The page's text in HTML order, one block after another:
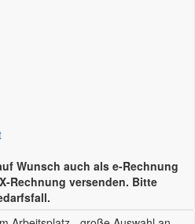
Wunsch auch als e-Rechnung
Rechnung versenden. Bitte